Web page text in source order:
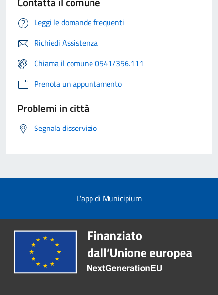
Leggi le domande frequenti
Richiedi Assistenza
Chiama il comune 0541/356.111
Prenota un appuntamento
Problemi in città
Segnala disservizio
L'app di Municipium